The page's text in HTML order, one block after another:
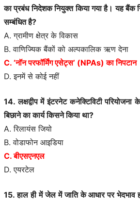
का प्रबंध निदेशक नियुक्त किया गया है। यह बैंक
सम्बंधित है?
A. ग्रामीण क्षेत्र के विकास
B. वाणिज्यिक बैंकों को अल्पकालिक ऋण देना
C. ‘नॉन परफॉर्मिंग एसेट्स’ (NPAs) का निपटान
D. इनमें से कोई नहीं
14. लक्षद्वीप में इंटरनेट कनेक्टिविटी
बिछाने का कार्य किसने किया था?
A. रिलायंस जियो
B. वोडाफोन आइडिया
C. बीएसएनएल
D. एयरटेल
15. हाल ही में जेल में जाति के आधार पर भेदभाव